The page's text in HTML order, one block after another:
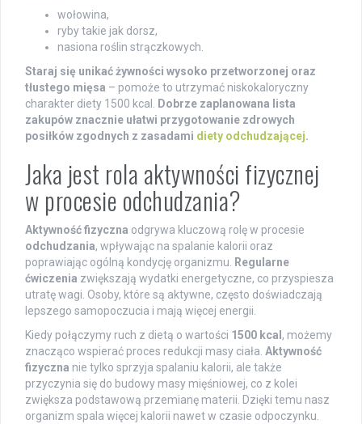
wołowina,
ryby takie jak dorsz,
nasiona roślin strączkowych.
Staraj się unikać żywności wysoko przetworzonej oraz
tłustego mięsa – pomoże to utrzymać niskokaloryczny
charakter diety 1500 kcal. Dobrze zaplanowana lista
zakupów znacznie ułatwi przygotowanie zdrowych
posiłków zgodnych z zasadami diety odchudzającej.
Jaka jest rola aktywności fizycznej
w procesie odchudzania?
Aktywność fizyczna odgrywa kluczową rolę w procesie
odchudzania, wpływając na spalanie kalorii oraz
poprawiając ogólną kondycję organizmu. Regularne
ćwiczenia zwiększają wydatki energetyczne, co przyspiesza
utratę wagi. Osoby, które są aktywne, często doświadczają
lepszego samopoczucia i mają więcej energii.
Kiedy połączymy ruch z dietą o wartości 1500 kcal , możemy
znacząco wspierać proces redukcji masy ciała. Aktywność
fizyczna nie tylko sprzyja spalaniu kalorii, ale także
przyczynia się do budowy masy mięśniowej, co z kolei
zwiększa podstawową przemianę materii. Dzięki temu nasz
organizm spala więcej kalorii nawet w czasie odpoczynku.